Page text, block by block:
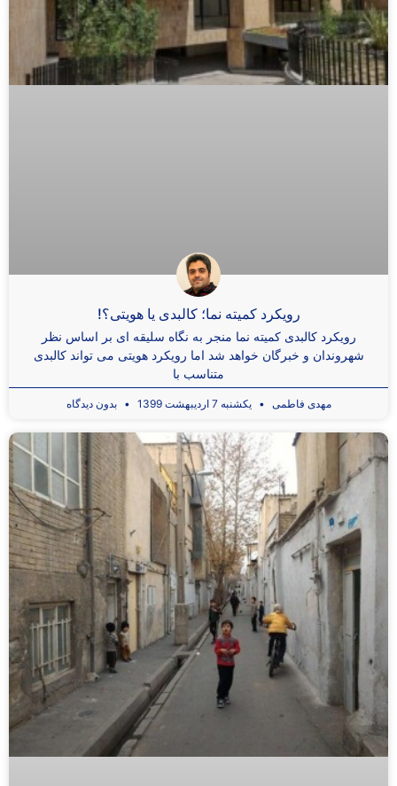
رویکرد کمیته نما؛ کالبدی یا هویتی؟!
رویکرد کالبدی کمیته نما منجر به نگاه سلیقه ای بر اساس نظر
شهروندان و خبرگان خواهد شد اما رویکرد هویتی می تواند کالبدی
متناسب با
مهدی فاطمی یکشنبه 7 اردیبهشت 1399 بدون دیدگاه